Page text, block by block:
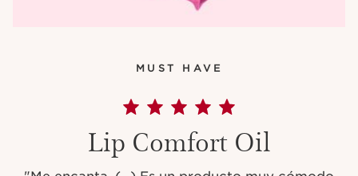
MUST HAVE
Lip Comfort Oil